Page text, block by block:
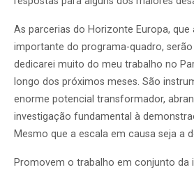
As parcerias do Horizonte Europa,
importante do programa-quadro,
dedicarei muito do meu trabalho no
longo dos próximos meses. São
enorme potencial transformador,
investigação fundamental à
Mesmo que a escala em causa seja a
Promovem o trabalho em conjunto da